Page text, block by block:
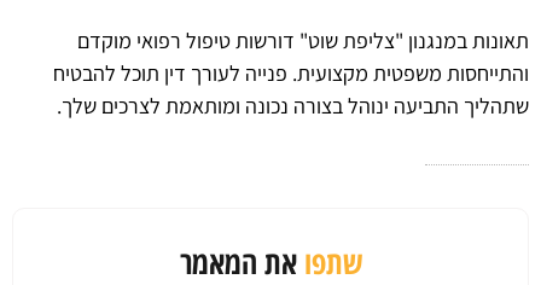
תאונות במנגנון "צליפת שוט" דורשות טיפול רפואי מוקדם
והתייחסות משפטית מקצועית. פנייה לעורך דין תוכל להבטיח
שתהליך התביעה ינוהל בצורה נכונה ומותאמת לצרכים שלך.
שתפואת המאמר